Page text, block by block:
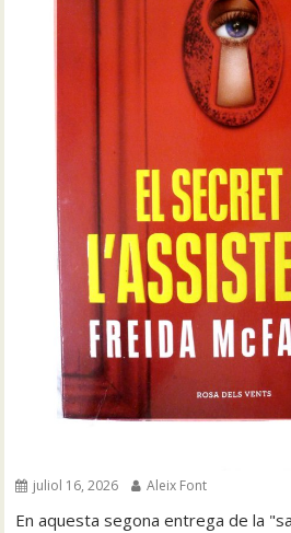
juliol 16, 2026 Aleix Font
En aquesta segona entrega de la